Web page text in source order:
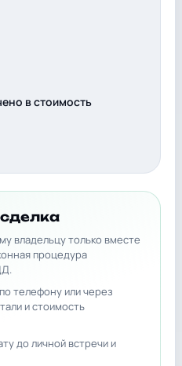
в стоимость
владельцу только вместе
процедура
телефону или через
и стоимость
до личной встречи и